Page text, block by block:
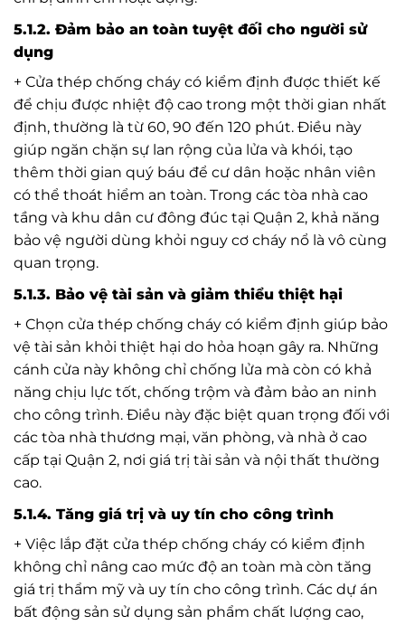
5.1.2. Đảm bảo an toàn tuyệt đối cho người sử
dụng
+ Cửa thép chống cháy có kiểm định được thiết kế
để chịu được nhiệt độ cao trong một thời gian nhất
định, thường là từ 60, 90 đến 120 phút. Điều này
giúp ngăn chặn sự lan rộng của lửa và khói, tạo
thêm thời gian quý báu để cư dân hoặc nhân viên
có thể thoát hiểm an toàn. Trong các tòa nhà cao
tầng và khu dân cư đông đúc tại Quận 2, khả năng
bảo vệ người dùng khỏi nguy cơ cháy nổ là vô cùng
quan trọng.
5.1.3. Bảo vệ tài sản và giảm thiểu thiệt hại
+ Chọn cửa thép chống cháy có kiểm định giúp bảo
vệ tài sản khỏi thiệt hại do hỏa hoạn gây ra. Những
cánh cửa này không chỉ chống lửa mà còn có khả
năng chịu lực tốt, chống trộm và đảm bảo an ninh
cho công trình. Điều này đặc biệt quan trọng đối với
các tòa nhà thương mại, văn phòng, và nhà ở cao
cấp tại Quận 2, nơi giá trị tài sản và nội thất thường
cao.
5.1.4. Tăng giá trị và uy tín cho công trình
+ Việc lắp đặt cửa thép chống cháy có kiểm định
không chỉ nâng cao mức độ an toàn mà còn tăng
giá trị thẩm mỹ và uy tín cho công trình. Các dự án
bất động sản sử dụng sản phẩm chất lượng cao,